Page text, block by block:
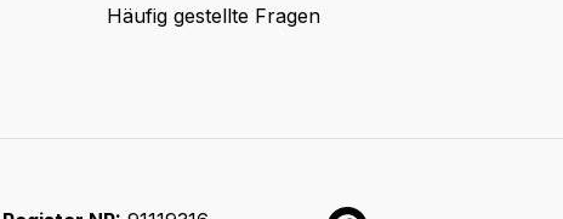
Häufig gestellte Fragen